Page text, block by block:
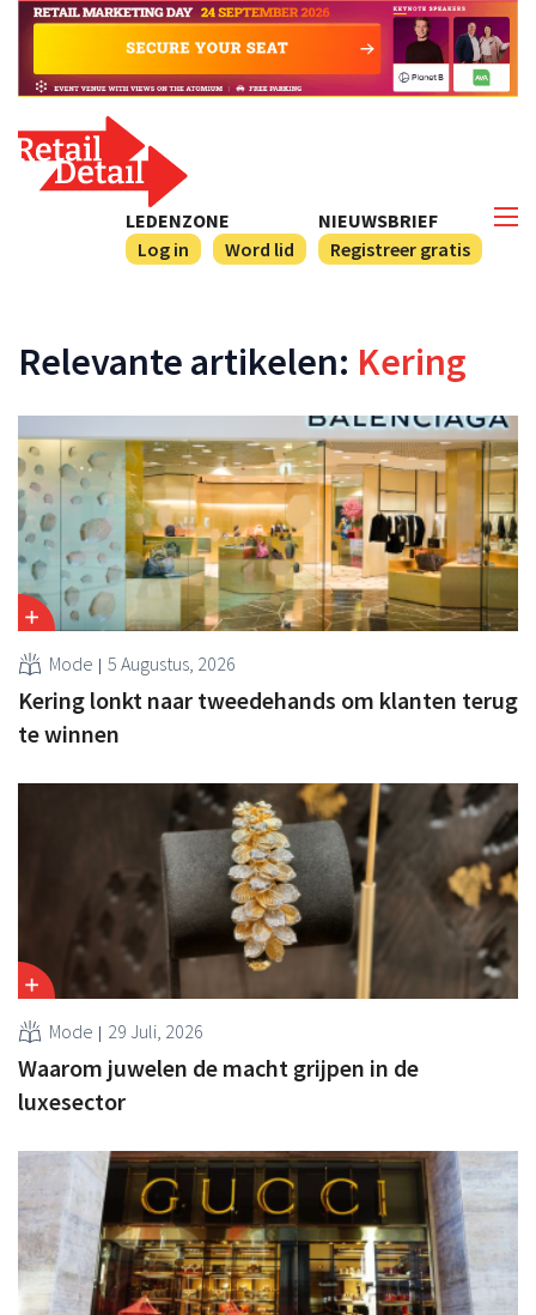
NIEUWSBRIEF
Registreer gratis
LEDENZONE
Log in
Word lid
Relevante artikelen: Kering
Mode 5 Augustus, 2026
Kering lonkt naar tweedehands om klanten terug
te winnen
Mode 29 Juli, 2026
Waarom juwelen de macht grijpen in de
luxesector